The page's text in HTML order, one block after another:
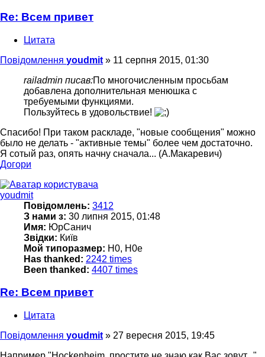
Re: Всем привет
Цитата
Повідомлення youdmit » 11 серпня 2015, 01:30
railadmin писав:По многочисленным просьбам
добавлена дополнительная менюшка с
требуемыми функциями.
Пользуйтесь в удовольствие!
Спасибо! При таком раскладе, "новые сообщения" можно
было не делать - "активные темы" более чем достаточно.
Я сотый раз, опять начну сначала... (А.Макаревич)
Догори
youdmit
Повідомлень: 3412
З нами з: 30 липня 2015, 01:48
Имя: ЮрСанич
Звідки: Київ
Мой типоразмер: H0, H0e
Has thanked: 2242 times
Been thanked: 4407 times
Re: Всем привет
Цитата
Повідомлення youdmit » 27 вересня 2015, 19:45